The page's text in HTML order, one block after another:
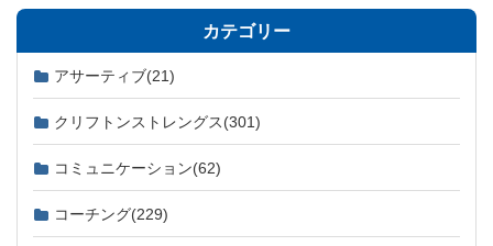
カテゴリー
アサーティブ(21)
クリフトンストレングス(301)
コミュニケーション(62)
コーチング(229)